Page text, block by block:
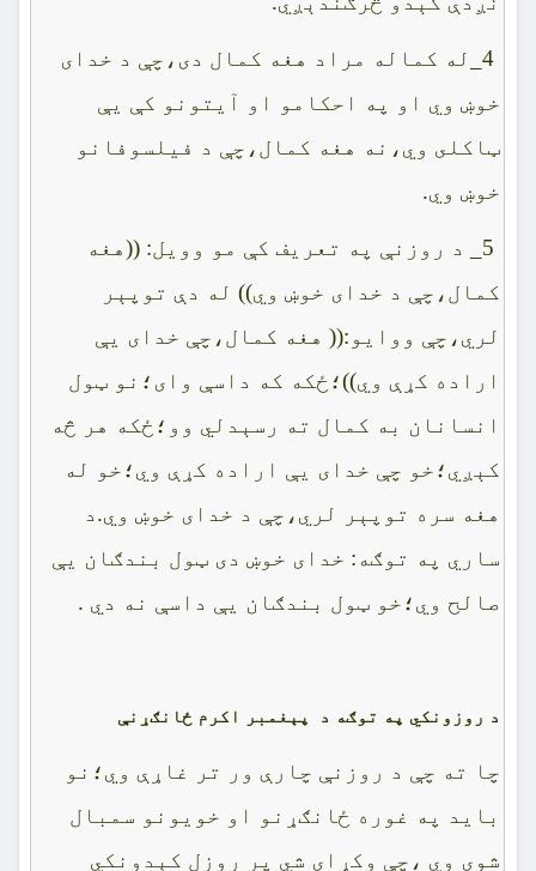
4_له کماله مراد هغه کمال دى،چې د خداى
خوښ وي او په احکامو او آيتونو کې يې
ټاکلى وي،نه هغه کمال،چې د فيلسوفانو
خوښ وي.
5_ د روزنې په تعريف کې مو وويل: ((هغه
کمال،چې د خداى خوښ وي)) له دې توپېر
لري،چې ووايو:(( هغه کمال،چې خداى يې
اراده کړې وي))؛ځکه که داسې واى؛نو ټول
انسانان به کمال ته رسېدلي وو؛ځکه هر څه
کېږي؛خو چې خداى يې اراده کړې وي؛خو له
هغه سره توپېر لري،چې د خداى خوښ وي.د
ساري په توګه: خداى خوښ دى ټول بندګان يې
صالح وي؛خو ټول بندګان يې داسې نه دي .
د روزونکي په توګه د پېغمبر اکرم ځانګړنې
چا ته چې د روزنې چارې ور تر غاړې وي؛نو
بايد په غوره ځانګړنو او خويونو سمبال
شوى وي ،چې وکړاى شي پر روزل کېدونکي